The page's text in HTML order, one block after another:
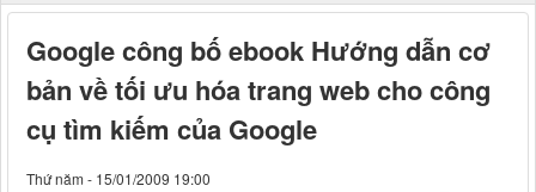
Google công bố ebook Hướng dẫn cơ
bản về tối ưu hóa trang web cho công
cụ tìm kiếm của Google
Thứ năm - 15/01/2009 19:00